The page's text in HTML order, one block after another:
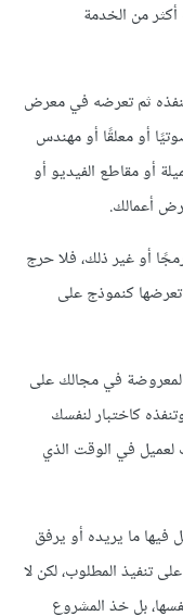
من الخدمة
ثم تعرضه في معرض
أو معلقًا أو مهندس
أو مقاطع الفيديو أو
أعمالك.
أو غير ذلك، فلا حرج
كنموذج على
في مجالك على
كاختبار لنفسك
في الوقت الذي
فيها ما يريده أو يرفق
تنفيذ المطلوب، لكن لا
بل خذ المشروع